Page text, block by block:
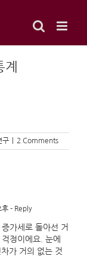
구 2 Comments
후 - Reply
가세로 돌아선 거
정이에요. 눈에
가 거의 없는 것